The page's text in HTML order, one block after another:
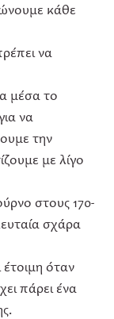
κάθε
να
μέσα το
να
την
με λίγο
στους 170-
σχάρα
έτοιμη όταν
πάρει ένα